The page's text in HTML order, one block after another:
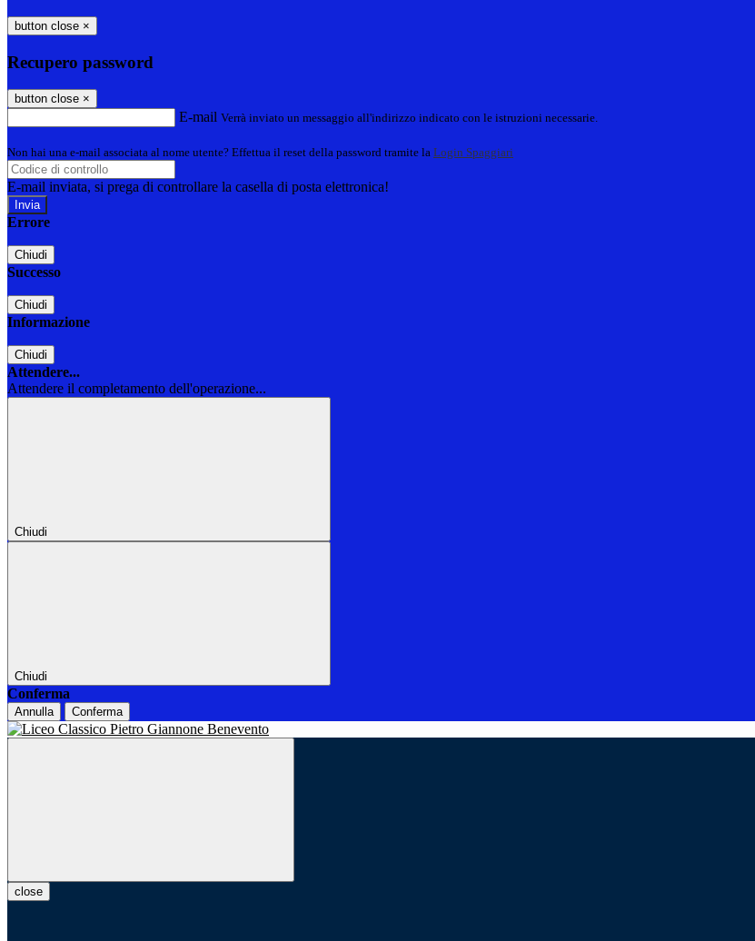
button close ×
Recupero password
button close ×
E-mail Verrà inviato un messaggio all'indirizzo indicato con le istruzioni necessarie.
Non hai una e-mail associata al nome utente? Effettua il reset della password tramite la Login Spaggiari
E-mail inviata, si prega di controllare la casella di posta elettronica!
Errore
Chiudi
Successo
Chiudi
Informazione
Chiudi
Attendere...
Attendere il completamento dell'operazione...
Chiudi
Chiudi
Conferma
Annulla Conferma
close